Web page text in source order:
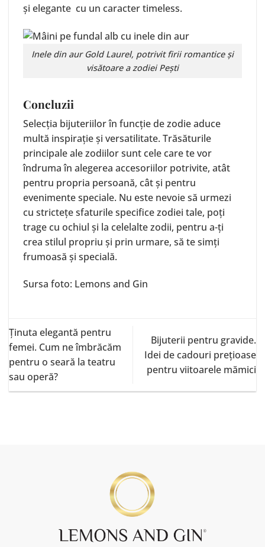
și elegante cu un caracter timeless.
Inele din aur Gold Laurel, potrivit firii romantice și
visătoare a zodiei Pești
Concluzii
Selecția bijuteriilor în funcție de zodie aduce
multă inspirație și versatilitate. Trăsăturile
principale ale zodiilor sunt cele care te vor
îndruma în alegerea accesoriilor potrivite, atât
pentru propria persoană, cât și pentru
evenimente speciale. Nu este nevoie să urmezi
cu strictețe sfaturile specifice zodiei tale, poți
trage cu ochiul și la celelalte zodii, pentru a-ți
crea stilul propriu și prin urmare, să te simți
frumoasă și specială.
Sursa foto: Lemons and Gin
Ținuta elegantă pentru
femei. Cum ne îmbrăcăm
pentru o seară la teatru
sau operă?
Bijuterii pentru gravide.
Idei de cadouri prețioase
pentru viitoarele mămici